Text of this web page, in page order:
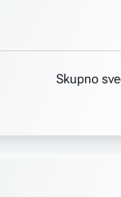
Skupno